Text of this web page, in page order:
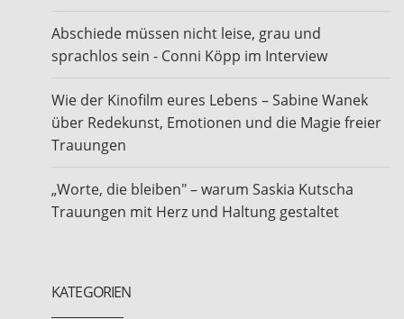
Abschiede müssen nicht leise, grau und
sprachlos sein - Conni Köpp im Interview
Wie der Kinofilm eures Lebens – Sabine Wanek
über Redekunst, Emotionen und die Magie freier
Trauungen
„Worte, die bleiben" – warum Saskia Kutscha
Trauungen mit Herz und Haltung gestaltet
KATEGORIEN